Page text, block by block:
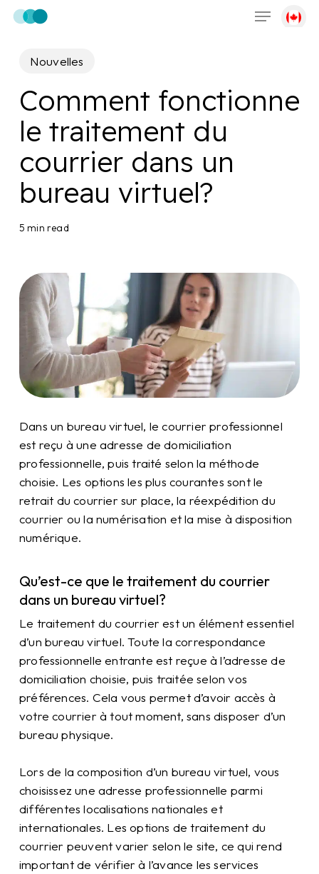
Skip
content
Menu
Nouvelles
Comment fonctionne
le traitement du
courrier dans un
bureau virtuel?
5 min read
Dans un bureau virtuel, le courrier professionnel
est reçu à une adresse de domiciliation
professionnelle, puis traité selon la méthode
choisie. Les options les plus courantes sont le
retrait du courrier sur place, la réexpédition du
courrier ou la numérisation et la mise à disposition
numérique.
Qu’est-ce que le traitement du courrier
dans un bureau virtuel?
Le traitement du courrier est un élément essentiel
d’un bureau virtuel. Toute la correspondance
professionnelle entrante est reçue à l’adresse de
domiciliation choisie, puis traitée selon vos
préférences. Cela vous permet d’avoir accès à
votre courrier à tout moment, sans disposer d’un
bureau physique.
Lors de la composition d’un bureau virtuel, vous
choisissez une adresse professionnelle parmi
différentes localisations nationales et
internationales. Les options de traitement du
courrier peuvent varier selon le site, ce qui rend
important de vérifier à l’avance les services